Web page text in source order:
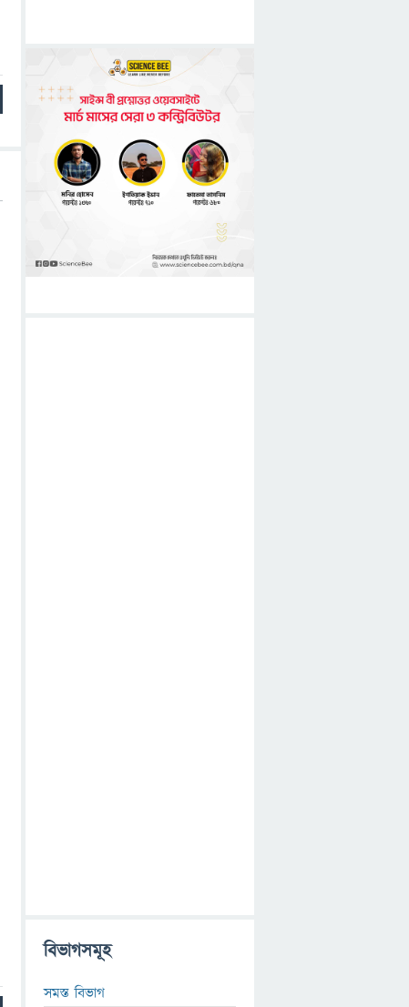
বিভাগসমূহ
সমস্ত বিভাগ